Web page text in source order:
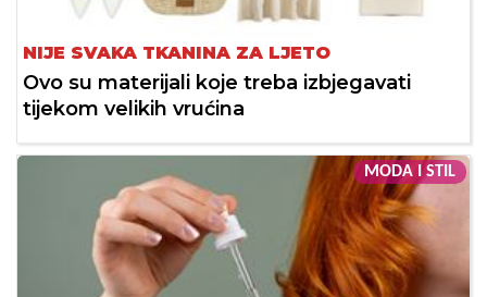
NIJE SVAKA TKANINA ZA LJETO
Ovo su materijali koje treba izbjegavati
tijekom velikih vrućina
MODA I STIL